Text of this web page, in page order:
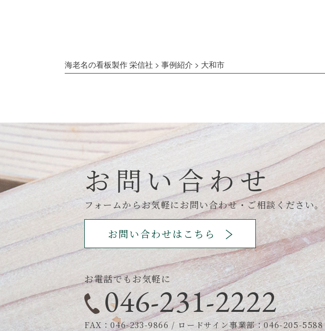
海老名の看板製作 栄信社 > 事例紹介 > 大和市
お問い合わせ
フォームからお気軽にお問い合わせ・ご相談ください。
お問い合わせはこちら
お電話でもお気軽に
046-231-2222
FAX：046-233-9866 / ロードサイン事業部：046-205-5588